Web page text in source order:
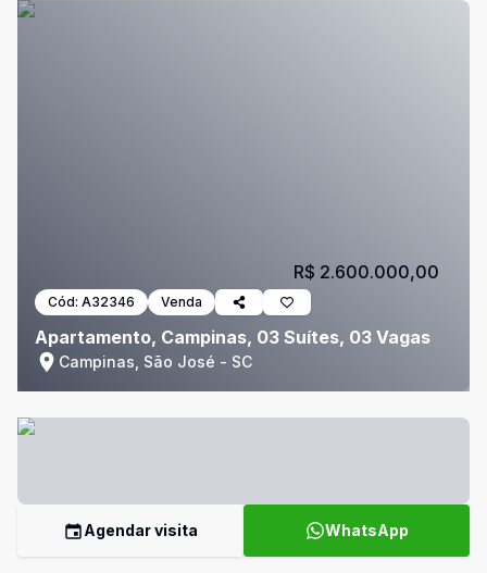
Cód: A32346 Venda
Apartamento, Campinas, 03 Suítes, 03 Vagas
Campinas, São José - SC
R$ 2.600.000,00
Agendar visita WhatsApp